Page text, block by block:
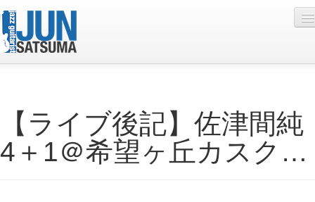
Live Schedule
Discography
【ライブ後記】佐津間純
4＋1＠希望ヶ丘カスク…